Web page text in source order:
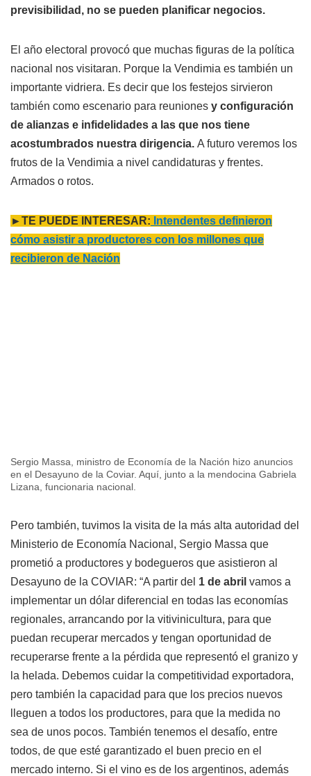
previsibilidad, no se pueden planificar negocios.
El año electoral provocó que muchas figuras de la política
nacional nos visitaran. Porque la Vendimia es también un
importante vidriera. Es decir que los festejos sirvieron
también como escenario para reuniones y configuración
de alianzas e infidelidades a las que nos tiene
acostumbrados nuestra dirigencia. A futuro veremos los
frutos de la Vendimia a nivel candidaturas y frentes.
Armados o rotos.
►TE PUEDE INTERESAR: Intendentes definieron
cómo asistir a productores con los millones que
recibieron de Nación
Sergio Massa, ministro de Economía de la Nación hizo anuncios
en el Desayuno de la Coviar. Aquí, junto a la mendocina Gabriela
Lizana, funcionaria nacional.
Pero también, tuvimos la visita de la más alta autoridad del
Ministerio de Economía Nacional, Sergio Massa que
prometió a productores y bodegueros que asistieron al
Desayuno de la COVIAR: “A partir del 1 de abril vamos a
implementar un dólar diferencial en todas las economías
regionales, arrancando por la vitivinicultura, para que
puedan recuperar mercados y tengan oportunidad de
recuperarse frente a la pérdida que representó el granizo y
la helada. Debemos cuidar la competitividad exportadora,
pero también la capacidad para que los precios nuevos
lleguen a todos los productores, para que la medida no
sea de unos pocos. También tenemos el desafío, entre
todos, de que esté garantizado el buen precio en el
mercado interno. Si el vino es de los argentinos, además